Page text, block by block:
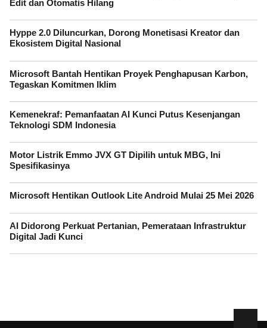
Edit dan Otomatis Hilang
Hyppe 2.0 Diluncurkan, Dorong Monetisasi Kreator dan
Ekosistem Digital Nasional
Microsoft Bantah Hentikan Proyek Penghapusan Karbon,
Tegaskan Komitmen Iklim
Kemenekraf: Pemanfaatan AI Kunci Putus Kesenjangan
Teknologi SDM Indonesia
Motor Listrik Emmo JVX GT Dipilih untuk MBG, Ini
Spesifikasinya
Microsoft Hentikan Outlook Lite Android Mulai 25 Mei 2026
AI Didorong Perkuat Pertanian, Pemerataan Infrastruktur
Digital Jadi Kunci